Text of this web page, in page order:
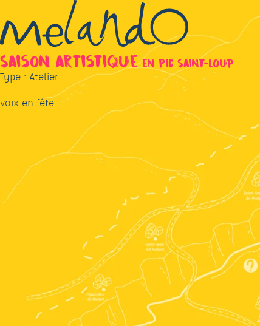
Saison artistiqueen Pic Saint-Loup
Type : Atelier
voix en fête